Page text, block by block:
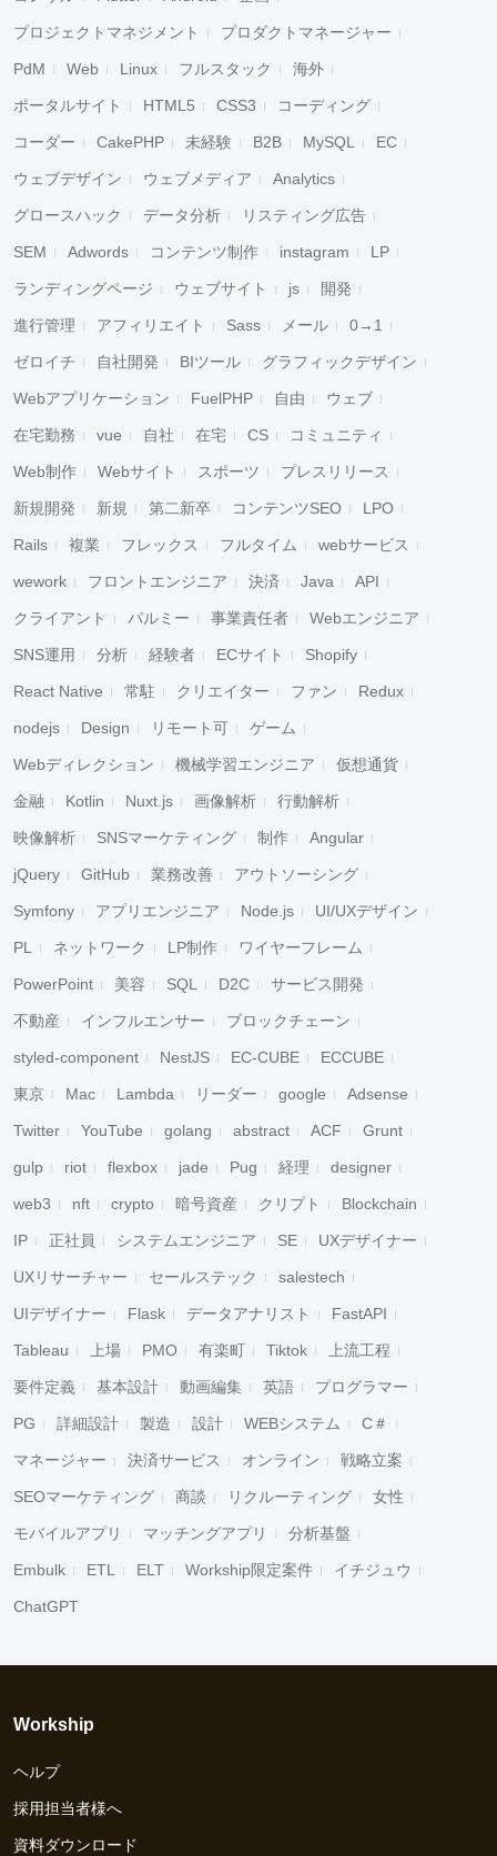
プロジェクトマネジメント プロダクトマネージャー
PdM Web Linux フルスタック 海外
ポータルサイト HTML5 CSS3 コーディング
コーダー CakePHP 未経験 B2B MySQL EC
ウェブデザイン ウェブメディア Analytics
グロースハック データ分析 リスティング広告
SEM Adwords コンテンツ制作 instagram LP
ランディングページ ウェブサイト js 開発
進行管理 アフィリエイト Sass メール 0→1
ゼロイチ 自社開発 BIツール グラフィックデザイン
Webアプリケーション FuelPHP 自由 ウェブ
在宅勤務 vue 自社 在宅 CS コミュニティ
Web制作 Webサイト スポーツ プレスリリース
新規開発 新規 第二新卒 コンテンツSEO LPO
Rails 複業 フレックス フルタイム webサービス
wework フロントエンジニア 決済 Java API
クライアント パルミー 事業責任者 Webエンジニア
SNS運用 分析 経験者 ECサイト Shopify
React Native 常駐 クリエイター ファン Redux
nodejs Design リモート可 ゲーム
Webディレクション 機械学習エンジニア 仮想通貨
金融 Kotlin Nuxt.js 画像解析 行動解析
映像解析 SNSマーケティング 制作 Angular
jQuery GitHub 業務改善 アウトソーシング
Symfony アプリエンジニア Node.js UI/UXデザイン
PL ネットワーク LP制作 ワイヤーフレーム
PowerPoint 美容 SQL D2C サービス開発
不動産 インフルエンサー ブロックチェーン
styled-component NestJS EC-CUBE ECCUBE
東京 Mac Lambda リーダー google Adsense
Twitter YouTube golang abstract ACF Grunt
gulp riot flexbox jade Pug 経理 designer
web3 nft crypto 暗号資産 クリプト Blockchain
IP 正社員 システムエンジニア SE UXデザイナー
UXリサーチャー セールステック salestech
UIデザイナー Flask データアナリスト FastAPI
Tableau 上場 PMO 有楽町 Tiktok 上流工程
要件定義 基本設計 動画編集 英語 プログラマー
PG 詳細設計 製造 設計 WEBシステム C＃
マネージャー 決済サービス オンライン 戦略立案
SEOマーケティング 商談 リクルーティング 女性
モバイルアプリ マッチングアプリ 分析基盤
Embulk ETL ELT Workship限定案件 イチジュウ
ChatGPT
Workship
ヘルプ
採用担当者様へ
資料ダウンロード